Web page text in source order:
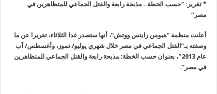
* تقرير: “حسب الخطة.. مذبحة رابعة والقتل الجماعي للمتظاهرين في
مصر”
أعلنت منظمة “هيومن رايتس ووتش”، أنها ستصدر غدا الثلاثاء، تقريرا عن ما
وصفته بـ”القتل الجماعي في مصر خلال شهري يوليو/ تموز، وأغسطس/ آب
عام 2013″، بعنوان حسب الخطة: مذبحة رابعة والقتل الجماعي للمتظاهرين
في مصر“.